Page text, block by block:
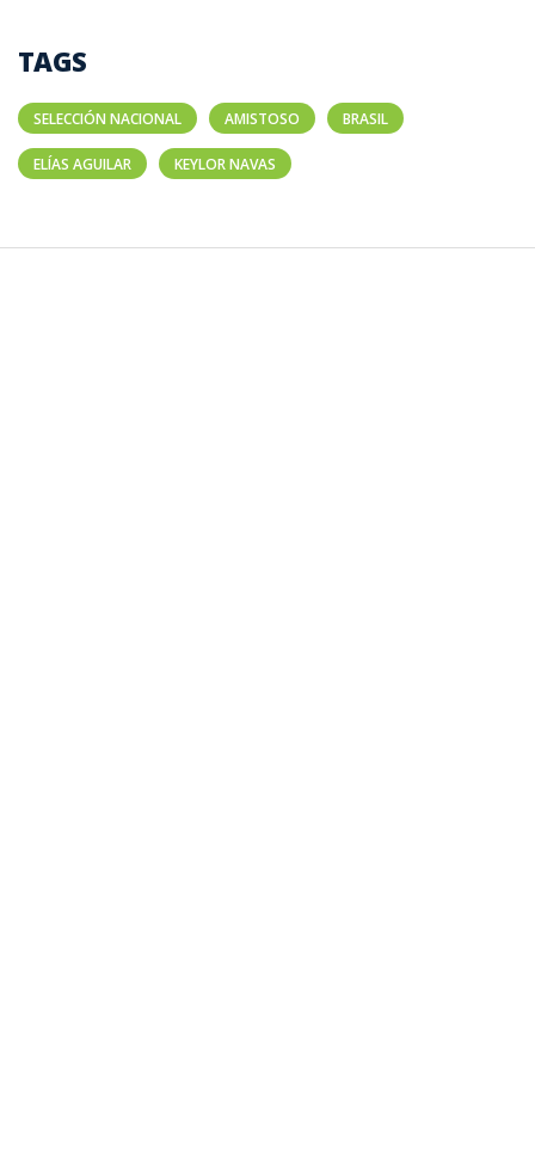
TAGS
SELECCIÓN NACIONAL AMISTOSO BRASIL
ELÍAS AGUILAR KEYLOR NAVAS